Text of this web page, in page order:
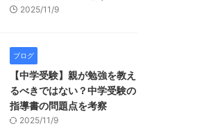
2025/11/9
ブログ
【中学受験】親が勉強を教え
るべきではない？中学受験の
指導書の問題点を考察
2025/11/9